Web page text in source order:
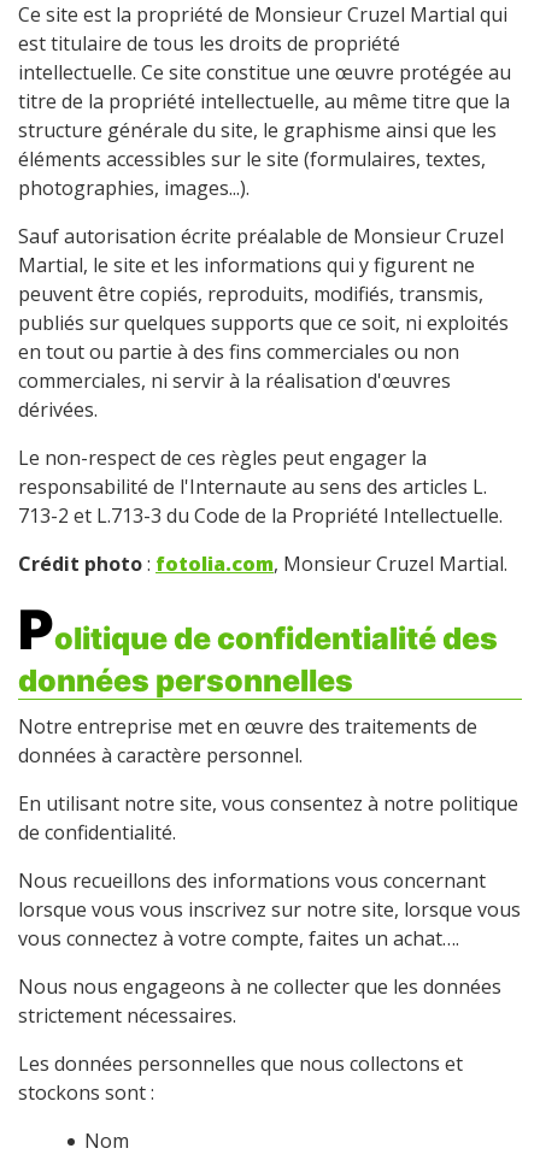
Ce site est la propriété de Monsieur Cruzel Martial qui
est titulaire de tous les droits de propriété
intellectuelle. Ce site constitue une œuvre protégée au
titre de la propriété intellectuelle, au même titre que la
structure générale du site, le graphisme ainsi que les
éléments accessibles sur le site (formulaires, textes,
photographies, images...).
Sauf autorisation écrite préalable de Monsieur Cruzel
Martial, le site et les informations qui y figurent ne
peuvent être copiés, reproduits, modifiés, transmis,
publiés sur quelques supports que ce soit, ni exploités
en tout ou partie à des fins commerciales ou non
commerciales, ni servir à la réalisation d'œuvres
dérivées.
Le non-respect de ces règles peut engager la
responsabilité de l'Internaute au sens des articles L.
713-2 et L.713-3 du Code de la Propriété Intellectuelle.
Crédit photo: fotolia.com, Monsieur Cruzel Martial.
Politique de confidentialité des
données personnelles
Notre entreprise met en œuvre des traitements de
données à caractère personnel.
En utilisant notre site, vous consentez à notre politique
de confidentialité.
Nous recueillons des informations vous concernant
lorsque vous vous inscrivez sur notre site, lorsque vous
vous connectez à votre compte, faites un achat….
Nous nous engageons à ne collecter que les données
strictement nécessaires.
Les données personnelles que nous collectons et
stockons sont :
Nom